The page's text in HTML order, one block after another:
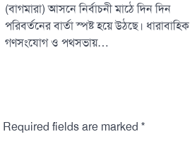
(বাগমারা) আসনে নির্বাচনী মাঠে দিন দিন
পরিবর্তনের বার্তা স্পষ্ট হয়ে উঠছে। ধারাবাহিক
গণসংযোগ ও পথসভায়…
Required fields are marked *